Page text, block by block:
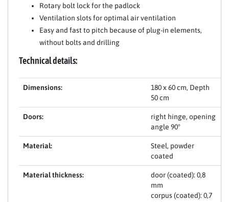
Rotary bolt lock for the padlock
Ventilation slots for optimal air ventilation
Easy and fast to pitch because of plug-in elements,
without bolts and drilling
Technical details:
Dimensions:
180 x 60 cm, Depth
50 cm
Doors:
right hinge, opening
angle 90°
Material:
Steel, powder
coated
Material thickness:
door (coated): 0,8
mm
corpus (coated): 0,7